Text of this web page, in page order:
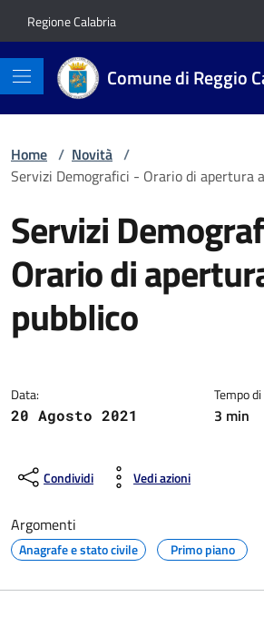
Regione Calabria
Comune di Reggio
Home / Novità /
Servizi Demografici - Orario di apertura
Servizi
Orario di
pubblico
Data:
20 Agosto 2021
Tempo
3 min
Condividi Vedi azioni
Argomenti
Anagrafe e stato civile Primo piano